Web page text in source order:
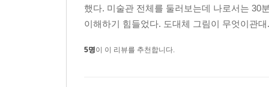
“작품은 제작된 순간에 완성되는 죽은 ‘물건’이
물음과 답변의 연쇄가 끊어질 때, 작품은 더
창조적이어야 할 것은 작가만이 아니다. 독자 역
했다. 미술관 전체를 둘러보는데 나로서는 30
이해하기 힘들었다. 도대체 그림이 무엇이관
5명이 이 리뷰를 추천합니다.